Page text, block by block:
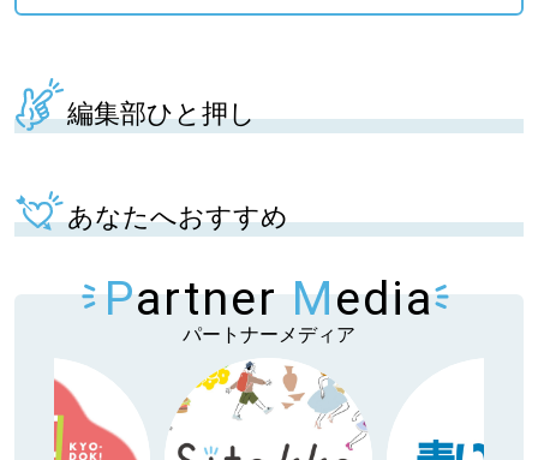
編集部ひと押し
あなたへおすすめ
Partner Media
パートナーメディア